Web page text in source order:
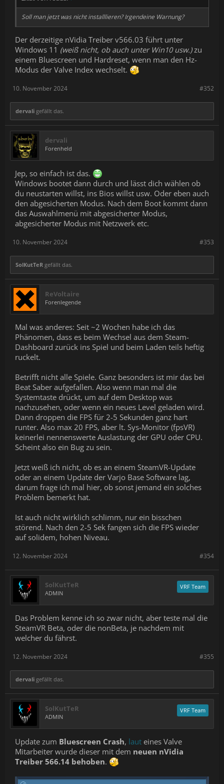
Soll man jetzt was nicht installlieren? Irgendeine Warnung?
Der derzeitige nVidia Treiber v566.03 führt unter
Windows 11 (weiß nicht, ob auch unter Win10 usw.)zu
einem Bluescreen und Hardreset, wenn man den Hz-
Modus der Valve Index wechselt.
#352
10. November 2024
dervali gefällt das.
dervali
Forenheld
Jep, so einfach ist das.
Windows bootet dann durch und lässt dich wählen ob
du neustarten willst, ins Bios willst usw. Oder eben auch
den abgesicherten Modus. Nach dem Boot kommt dann
das Auswahlmenü mit abgesicherter Modus,
abgesicherter Modus mit Netzwerk etc.
#353
10. November 2024
SolKutTeR gefällt das.
ReVoltaire
Forenlegende
Mal was anderes: Seit ~2 Wochen habe ich das
Phänomen, dass es beim Wechsel aus dem Steam-
Dashboard zurück ins Spiel und beim Laden teils heftig
ruckelt.
Betrifft nicht alle Spiele. Ganz besonders ist mir das bei
Beat Saber aufgefallen. Also wenn man mal die
Systemtaste drückt, um auf dem Desktop was
nachzusehen, oder wenn ein neues Level geladen wird.
Dann droppen die FPS für 2-5 Sekunden ganz hart
runter. Also max 20 FPS, aber lt. Sys-Monitor (fpsVR)
keinerlei nennenswerte Auslastung der GPU oder CPU.
Scheint also ein Bug zu sein.
Jetzt weiß ich nicht, ob es an einem SteamVR-Update
oder an einem Update der Varjo Base Software lag,
darum frage ich mal hier, ob sonst jemand ein solches
Problem bemerkt hat.
Ist auch nicht wirklich schlimm, nur ein bisschen
störend. Nach den 2-5 Sek fangen sich die FPS wieder
auf solidem, hohen Niveau.
#354
12. November 2024
SolKutTeR
ADMIN
VRF Team
Das Problem kenne ich so zwar nicht, aber teste mal die
SteamVR Beta, oder die nonBeta, je nachdem mit
welcher du fährst.
#355
12. November 2024
dervali gefällt das.
SolKutTeR
ADMIN
VRF Team
Update zum Bluescreen Crash, laut eines Valve
Mitarbeiter wurde dieser mit dem neuen nVidia
Treiber 566.14 behoben.